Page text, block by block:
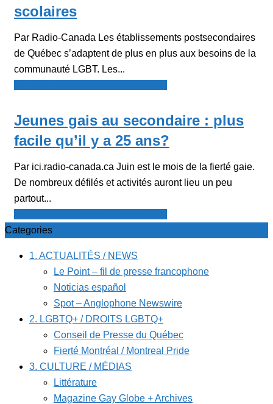
scolaires
Par Radio-Canada Les établissements postsecondaires
de Québec s’adaptent de plus en plus aux besoins de la
communauté LGBT. Les...
Jeunes gais au secondaire : plus
facile qu’il y a 25 ans?
Par ici.radio-canada.ca Juin est le mois de la fierté gaie.
De nombreux défilés et activités auront lieu un peu
partout...
Categories
1. ACTUALITÉS / NEWS
Le Point – fil de presse francophone
Noticias español
Spot – Anglophone Newswire
2. LGBTQ+ / DROITS LGBTQ+
Conseil de Presse du Québec
Fierté Montréal / Montreal Pride
3. CULTURE / MÉDIAS
Littérature
Magazine Gay Globe + Archives